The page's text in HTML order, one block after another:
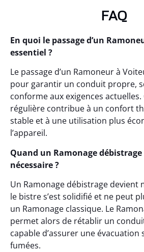
FAQ
En quoi le passage d’un
essentiel ?
Le passage d’un Ramoneur à
pour garantir un conduit propre,
conforme aux exigences
régulière contribue à un confort
stable et à une utilisation plus
l’appareil.
Quand un Ramonage
nécessaire ?
Un Ramonage débistrage devient
le bistre s’est solidifié et ne peut
un Ramonage classique. Le
permet alors de rétablir un
capable d’assurer une évacuation
fumées.